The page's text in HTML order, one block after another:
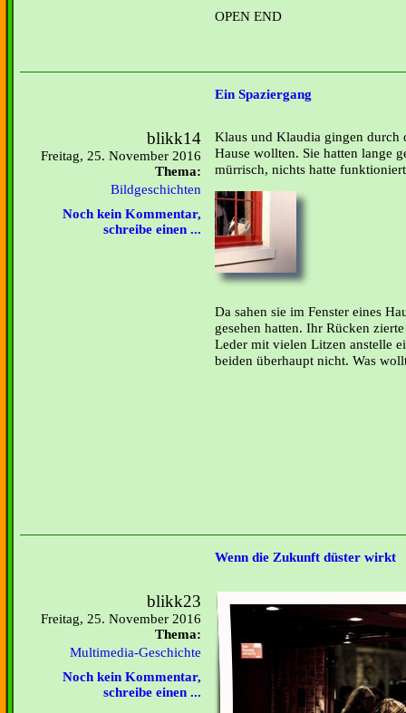
OPEN END
Ein Spaziergang
blikk14
Freitag, 25. November 2016
Thema:
Bildgeschichten
Noch kein Kommentar,
schreibe einen ...
Klaus und Klaudia gingen durch
Hause wollten. Sie hatten lange
mürrisch, nichts hatte
Da sahen sie im Fenster eines
gesehen hatten. Ihr Rücken
Leder mit vielen Litzen anstelle
beiden überhaupt nicht. Was
Wenn die Zukunft düster wirkt
blikk23
Freitag, 25. November 2016
Thema:
Multimedia-Geschichte
Noch kein Kommentar,
schreibe einen ...